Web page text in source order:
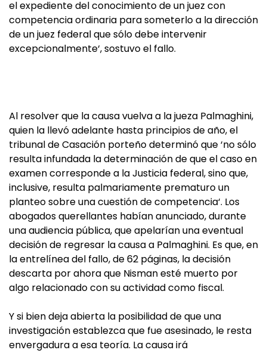
el expediente del conocimiento de un juez con
competencia ordinaria para someterlo a la dirección
de un juez federal que sólo debe intervenir
excepcionalmente‘, sostuvo el fallo.
Al resolver que la causa vuelva a la jueza Palmaghini,
quien la llevó adelante hasta principios de año, el
tribunal de Casación porteño determinó que ‘no sólo
resulta infundada la determinación de que el caso en
examen corresponde a la Justicia federal, sino que,
inclusive, resulta palmariamente prematuro un
planteo sobre una cuestión de competencia‘. Los
abogados querellantes habían anunciado, durante
una audiencia pública, que apelarían una eventual
decisión de regresar la causa a Palmaghini. Es que, en
la entrelínea del fallo, de 62 páginas, la decisión
descarta por ahora que Nisman esté muerto por
algo relacionado con su actividad como fiscal.
Y si bien deja abierta la posibilidad de que una
investigación establezca que fue asesinado, le resta
envergadura a esa teoría. La causa irá